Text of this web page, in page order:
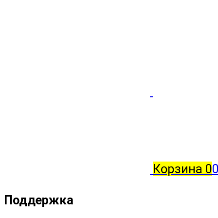
Корзина 0
Поддержка